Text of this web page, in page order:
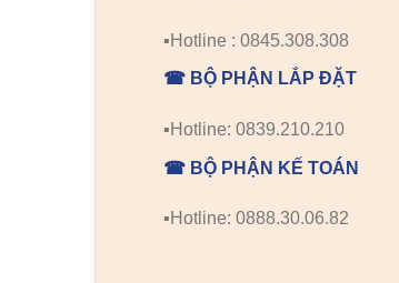
▪️Hotline : 0845.308.308
☎ BỘ PHẬN LẮP ĐẶT
▪️Hotline: 0839.210.210
☎ BỘ PHẬN KẾ TOÁN
▪️Hotline: 0888.30.06.82